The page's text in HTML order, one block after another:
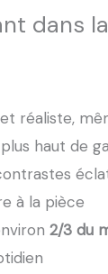
dans
réaliste,
haut de
à la pièce
2/3 du